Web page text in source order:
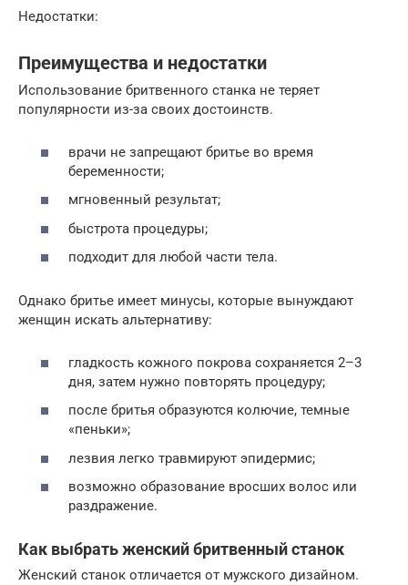
Недостатки:
Преимущества и недостатки
Использование бритвенного станка не теряет
популярности из-за своих достоинств.
врачи не запрещают бритье во время
беременности;
мгновенный результат;
быстрота процедуры;
подходит для любой части тела.
Однако бритье имеет минусы, которые вынуждают
женщин искать альтернативу:
гладкость кожного покрова сохраняется 2–3
дня, затем нужно повторять процедуру;
после бритья образуются колючие, темные
«пеньки»;
лезвия легко травмируют эпидермис;
возможно образование вросших волос или
раздражение.
Как выбрать женский бритвенный станок
Женский станок отличается от мужского дизайном.